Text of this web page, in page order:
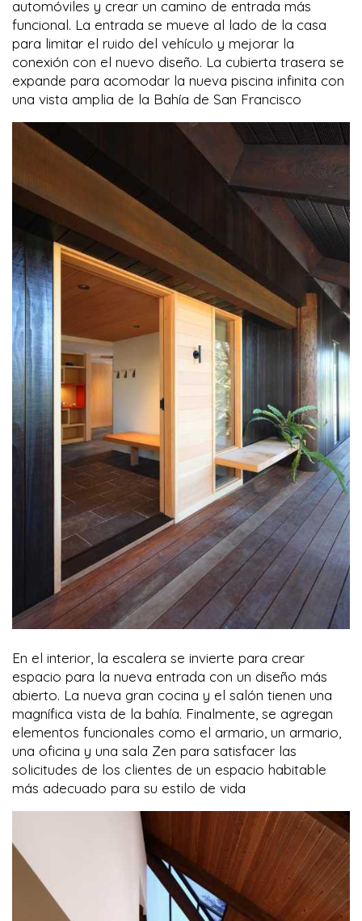
automóviles y crear un camino de entrada más
funcional. La entrada se mueve al lado de la casa
para limitar el ruido del vehículo y mejorar la
conexión con el nuevo diseño. La cubierta trasera se
expande para acomodar la nueva piscina infinita con
una vista amplia de la Bahía de San Francisco
En el interior, la escalera se invierte para crear
espacio para la nueva entrada con un diseño más
abierto. La nueva gran cocina y el salón tienen una
magnífica vista de la bahía. Finalmente, se agregan
elementos funcionales como el armario, un armario,
una oficina y una sala Zen para satisfacer las
solicitudes de los clientes de un espacio habitable
más adecuado para su estilo de vida